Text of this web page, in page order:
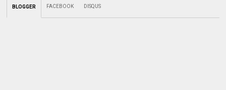
BLOGGER FACEBOOK DISQUS